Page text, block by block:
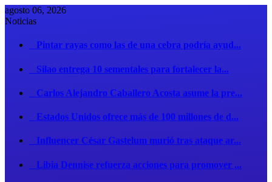
agosto 06, 2026
Noticias
Pintar rayas como las de una cebra podría ayud...
Silao entrega 10 sementales para fortalecer la...
Carlos Alejandro Caballero Acosta asume la pre...
Estados Unidos ofrece más de 100 millones de d...
Influencer César Gastelum murió tras ataque ar...
Libia Dennise refuerza acciones para promover ...